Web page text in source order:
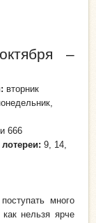
–
: вторник
666
9, 14,
много
нельзя ярче